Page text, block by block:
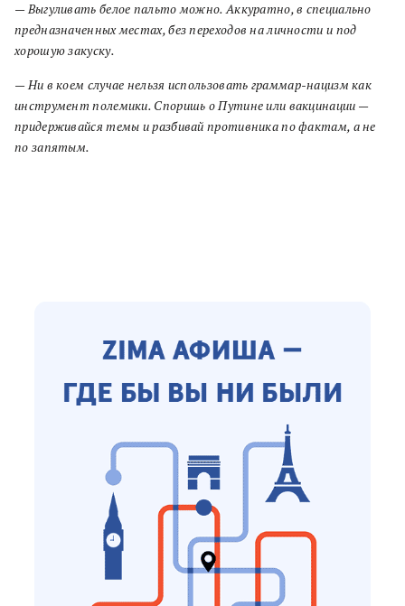
— Выгуливать белое пальто можно. Аккуратно, в специально
предназначенных местах, без переходов на личности и под
хорошую закуску.
— Ни в коем случае нельзя использовать граммар-нацизм как
инструмент полемики. Споришь о Путине или вакцинации —
придерживайся темы и разбивай противника по фактам, а не
по запятым.